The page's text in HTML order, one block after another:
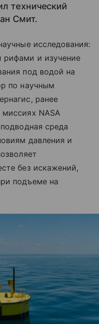
технический
Смит.
исследования:
рифами и изучение
под водой на
по научным
ранее
NASA
среда
давления и
без искажений,
подъеме на